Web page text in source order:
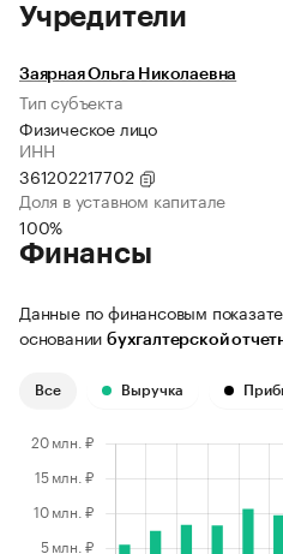
Учредители
Заярная Ольга Николаевна
Тип субъекта
Физическое лицо
ИНН
361202217702
Доля в уставном капитале
100%
Финансы
Данные по финансовым
основании бухгалтерской
Все Выручка